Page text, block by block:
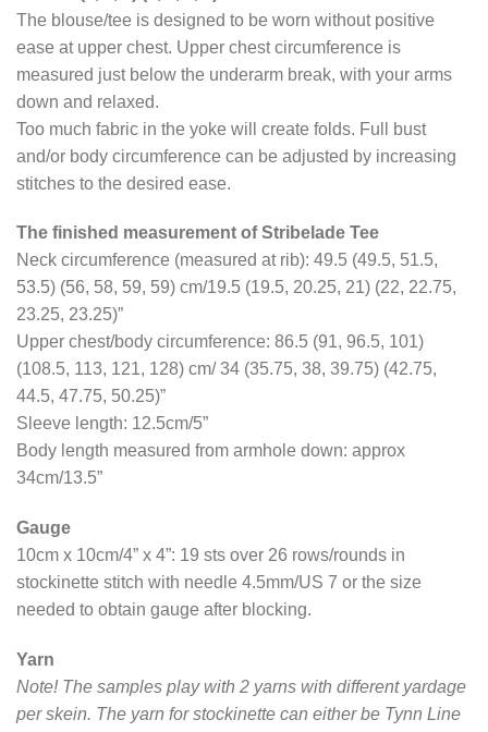
The blouse/tee is designed to be worn without positive
ease at upper chest. Upper chest circumference is
measured just below the underarm break, with your arms
down and relaxed.
Too much fabric in the yoke will create folds. Full bust
and/or body circumference can be adjusted by increasing
stitches to the desired ease.
The finished measurement of Stribelade Tee
Neck circumference (measured at rib): 49.5 (49.5, 51.5,
53.5) (56, 58, 59, 59) cm/19.5 (19.5, 20.25, 21) (22, 22.75,
23.25, 23.25)”
Upper chest/body circumference: 86.5 (91, 96.5, 101)
(108.5, 113, 121, 128) cm/ 34 (35.75, 38, 39.75) (42.75,
44.5, 47.75, 50.25)”
Sleeve length: 12.5cm/5”
Body length measured from armhole down: approx
34cm/13.5”
Gauge
10cm x 10cm/4” x 4”: 19 sts over 26 rows/rounds in
stockinette stitch with needle 4.5mm/US 7 or the size
needed to obtain gauge after blocking.
Yarn
Note! The samples play with 2 yarns with different yardage
per skein. The yarn for stockinette can either be Tynn Line